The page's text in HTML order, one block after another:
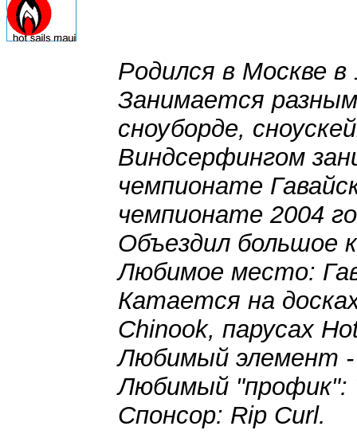
Родился в Москве в
Занимается
сноуборде,
Виндсерфингом
чемпионате
чемпионате 2004
Объездил большое
Любимое место:
Катается на
Chinook, парусах
Любимый элемент -
Любимый "профик":
Спонсор: Rip Curl.